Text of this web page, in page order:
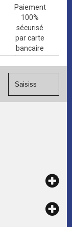
Paiement
100%
sécurisé
par carte
bancaire
(Mastercard,
Visa, ...) et